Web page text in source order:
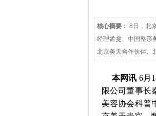
核心摘要： 8日，北
经理孟雯、中国整形
北京美天合作伙伴、
本网讯 6月
限公司董事长
美容协会科普